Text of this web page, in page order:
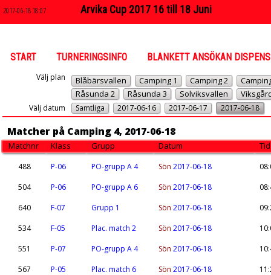
2017-06-18 18:07 Arvika Cup 2017 16 till 18 Juni
START TURNERINGSINFO BLANKETT ANSÖKAN DISPENS
Välj plan Blåbärsvallen Camping 1 Camping 2
Råsunda 2
Råsunda 3 Solviksvallen
Välj datum Samtliga 2017-06-16 2017-06-17 2017-06-18
Matcher på Camping 4, 2017-06-18
Matchnr Klass Grupp Datum Tid
488 P-06 PO-grupp A 4 Sön 2017-06-18
504
P-06 PO-grupp A 6 Sön 2017-06-18
640
F-07 Grupp 1 Sön 2017-06-18
534
F-05 Plac. match 2 Sön 2017-06-18
551
P-07 PO-grupp A 4 Sön 2017-06-18
567
P-05 Plac. match 6 Sön 2017-06-18